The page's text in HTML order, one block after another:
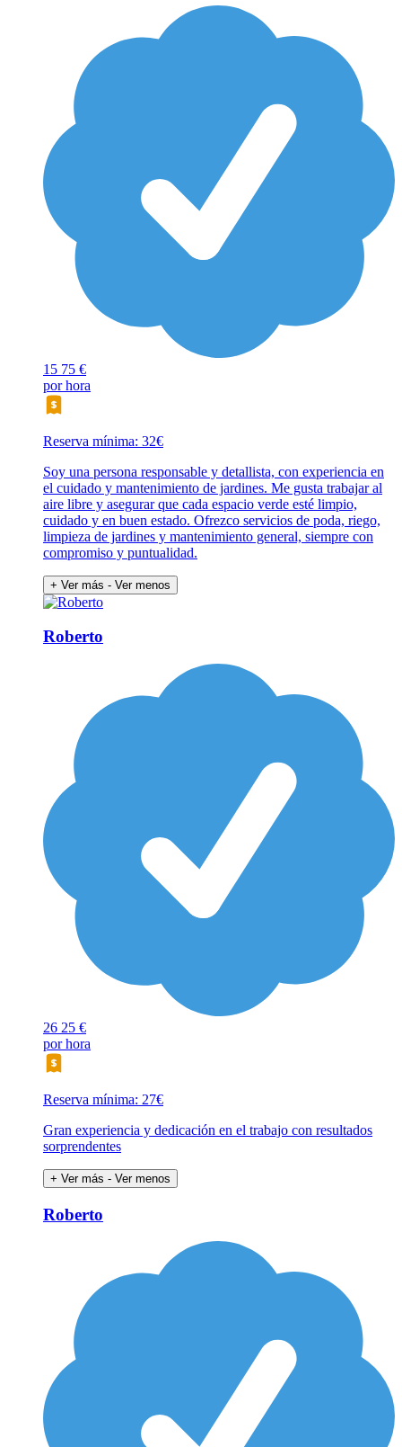
15 75 €
por hora
Reserva mínima: 32€
Soy una persona responsable y detallista, con experiencia en
el cuidado y mantenimiento de jardines. Me gusta trabajar al
aire libre y asegurar que cada espacio verde esté limpio,
cuidado y en buen estado. Ofrezco servicios de poda, riego,
limpieza de jardines y mantenimiento general, siempre con
compromiso y puntualidad.
+ Ver más - Ver menos
Roberto
26 25 €
por hora
Reserva mínima: 27€
Gran experiencia y dedicación en el trabajo con resultados
sorprendentes
+ Ver más - Ver menos
Roberto